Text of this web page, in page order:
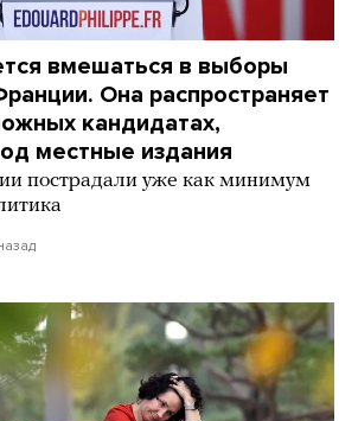
вмешаться в выборы
Она распространяет
кандидатах,
местные издания
пострадали уже как минимум